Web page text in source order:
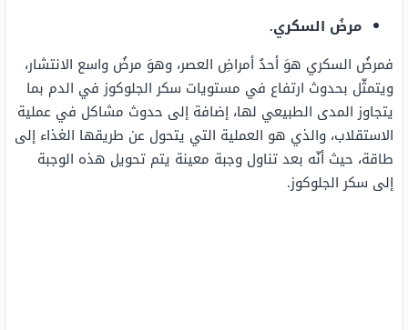
مرضُ السكري.
فمرضُ السكري هوَ أحدُ أمراضِ العصر، وهوَ مرضُ واسع الانتشار،
ويتمثّل بحدوث ارتفاع في مستويات سكر الجلوكوز في الدم بما
يتجاوز المدى الطبيعي لها، إضافة إلى حدوث مشاكل في عملية
الاستقلاب، والذي هو العملية التي يتحول عن طريقها الغذاء إلى
طاقة، حيث أنّه بعد تناول وجبة معينة يتم تحويل هذه الوجبة
إلى سكر الجلوكوز.